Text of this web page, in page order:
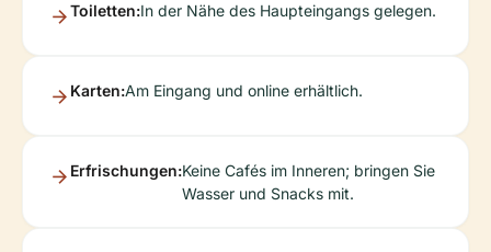
Toiletten:In der Nähe des Haupteingangs gelegen.
Karten:Am Eingang und online erhältlich.
Erfrischungen:Keine Cafés im Inneren; bringen Sie
Wasser und Snacks mit.